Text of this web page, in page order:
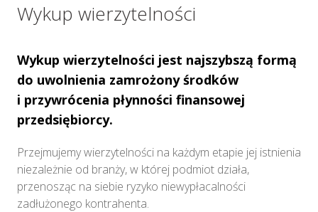
Wykup wierzytelności
Wykup wierzytelności jest najszybszą formą
do uwolnienia zamrożony środków
i przywrócenia płynności finansowej
przedsiębiorcy.
Przejmujemy wierzytelności na każdym etapie jej istnienia
niezależnie od branży, w której podmiot działa,
przenosząc na siebie ryzyko niewypłacalności
zadłużonego kontrahenta.